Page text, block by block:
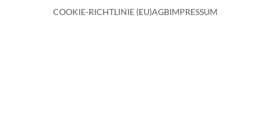
COOKIE-RICHTLINIE (EU)AGBIMPRESSUM